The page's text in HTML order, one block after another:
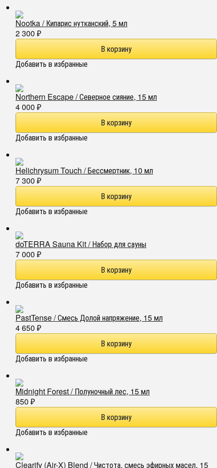
Nootka / Кипарис нутканский, 5 мл
2 300 ₽
Добавить в избранные
Northern Escape / Северное сияние, 15 мл
4 000 ₽
Добавить в избранные
Helichrysum Touch / Бессмертник, 10 мл
7 300 ₽
Добавить в избранные
doTERRA Sauna Kit / Набор для сауны
7 000 ₽
Добавить в избранные
PastTense / Смесь Долой напряжение, 15 мл
4 650 ₽
Добавить в избранные
Midnight Forest / Полуночный лес, 15 мл
850 ₽
Добавить в избранные
Clearify (Air-X) Blend / Чистота, смесь эфирных масел, 15